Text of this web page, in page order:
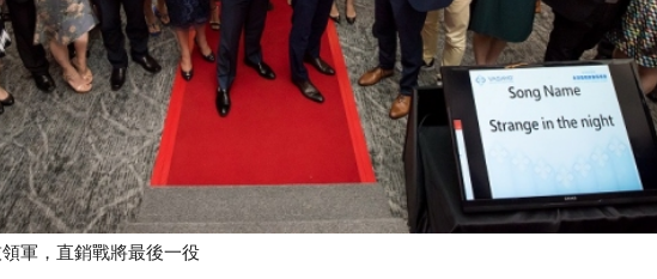
優 脂質體科技領軍，直銷戰將最後一役